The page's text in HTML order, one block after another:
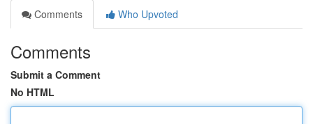
Comments
Who Upvoted
Comments
Submit a Comment
No HTML